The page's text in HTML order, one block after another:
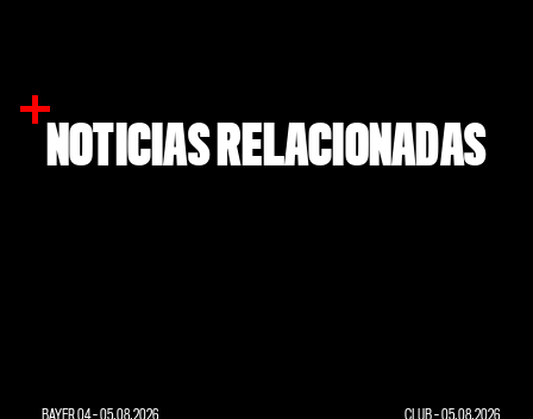
NOTICIAS RELACIONADAS
BAYER 04-05.08.2026 CLUB-05.08.2026